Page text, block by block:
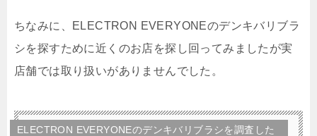
ちなみに、ELECTRON EVERYONEのデンキバリブラ
シを探すために近くのお店を探し回ってみましたが実
店舗では取り扱いがありませんでした。
ELECTRON EVERYONEのデンキバリブラシを調査した